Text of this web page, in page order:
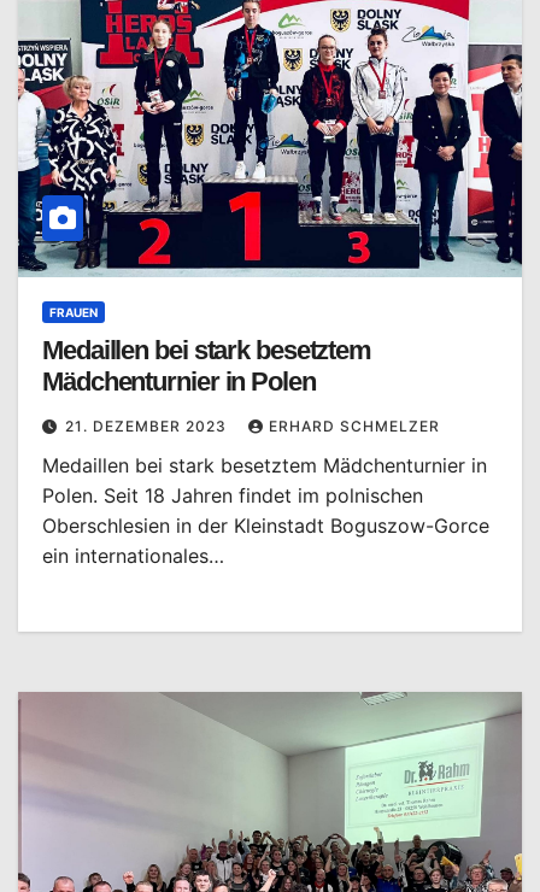
FRAUEN
Medaillen bei stark besetztem
Mädchenturnier in Polen
21. DEZEMBER 2023 ERHARD SCHMELZER
Medaillen bei stark besetztem Mädchenturnier in
Polen. Seit 18 Jahren findet im polnischen
Oberschlesien in der Kleinstadt Boguszow-Gorce
ein internationales…